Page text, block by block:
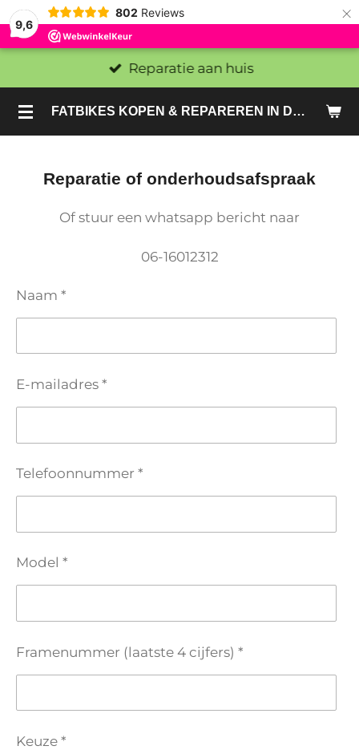
9,6
802 Reviews ×
FATBIKES KOPEN & REPAREREN IN DEN HAAG EN ZOETERMEER - SACHE BIKES
Reparatie aan huis
Reparatie of onderhoudsafspraak
Of stuur een whatsapp bericht naar
06-16012312
Naam *
E-mailadres *
Telefoonnummer *
Model *
Framenummer (laatste 4 cijfers) *
Keuze *